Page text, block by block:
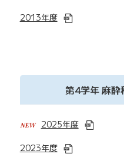
2013年度
第4学年 麻酔
2025年度
2023年度